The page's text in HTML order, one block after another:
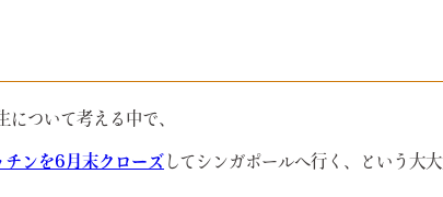
について考える中で、
チンを6月末クローズ してシンガポールへ行く、という大